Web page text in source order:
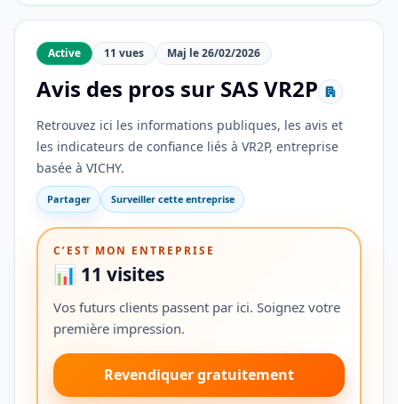
Active 11 vues Maj le 26/02/2026
Avis des pros sur SAS VR2P
Retrouvez ici les informations publiques, les avis et
les indicateurs de confiance liés à VR2P, entreprise
basée à VICHY.
Partager Surveiller cette entreprise
C’EST MON ENTREPRISE
📊 11 visites
Vos futurs clients passent par ici. Soignez votre
première impression.
Revendiquer gratuitement